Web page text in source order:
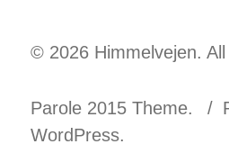
© 2026 Himmelvejen.
Parole 2015 Theme.
WordPress.